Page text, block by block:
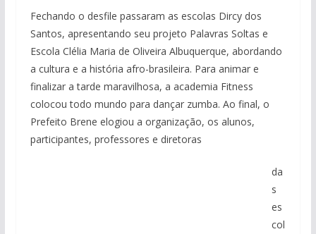
Fechando o desfile passaram as escolas Dircy dos
Santos, apresentando seu projeto Palavras Soltas e
Escola Clélia Maria de Oliveira Albuquerque, abordando
a cultura e a história afro-brasileira. Para animar e
finalizar a tarde maravilhosa, a academia Fitness
colocou todo mundo para dançar zumba. Ao final, o
Prefeito Brene elogiou a organização, os alunos,
participantes, professores e diretoras
da
s
es
col